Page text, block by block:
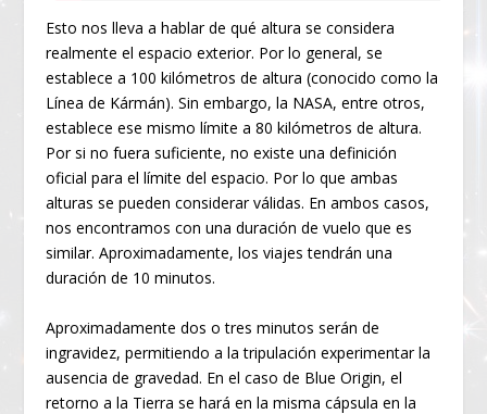
Esto nos lleva a hablar de qué altura se considera
realmente el espacio exterior. Por lo general, se
establece a 100 kilómetros de altura (conocido como la
Línea de Kármán). Sin embargo, la NASA, entre otros,
establece ese mismo límite a 80 kilómetros de altura.
Por si no fuera suficiente, no existe una definición
oficial para el límite del espacio. Por lo que ambas
alturas se pueden considerar válidas. En ambos casos,
nos encontramos con una duración de vuelo que es
similar. Aproximadamente, los viajes tendrán una
duración de 10 minutos.
Aproximadamente dos o tres minutos serán de
ingravidez, permitiendo a la tripulación experimentar la
ausencia de gravedad. En el caso de Blue Origin, el
retorno a la Tierra se hará en la misma cápsula en la